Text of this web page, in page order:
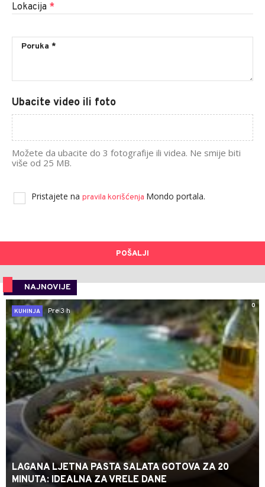
Lokacija *
Ubacite video ili foto
Možete da ubacite do 3 fotografije ili videa. Ne smije biti
više od 25 MB.
Pristajete na pravila korišćenja Mondo portala.
POŠALJI
NAJNOVIJE
0
KUHINJA
Pre 3 h
LAGANA LJETNA PASTA SALATA GOTOVA ZA 20
MINUTA: IDEALNA ZA VRELE DANE